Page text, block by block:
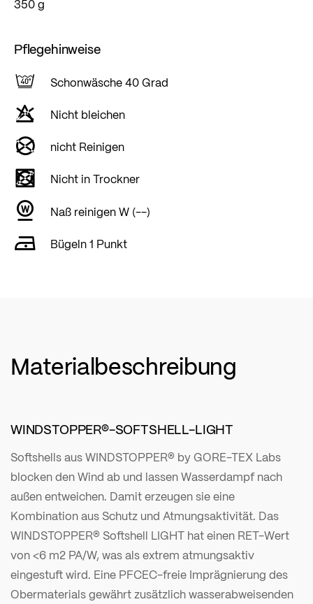
350 g
Pflegehinweise
Schonwäsche 40 Grad
Nicht bleichen
nicht Reinigen
Nicht in Trockner
Naß reinigen W (--)
Bügeln 1 Punkt
Materialbeschreibung
WINDSTOPPER®-SOFTSHELL-LIGHT
Softshells aus WINDSTOPPER® by GORE-TEX Labs
blocken den Wind ab und lassen Wasserdampf nach
außen entweichen. Damit erzeugen sie eine
Kombination aus Schutz und Atmungsaktivität. Das
WINDSTOPPER® Softshell LIGHT hat einen RET-Wert
von <6 m2 PA/W, was als extrem atmungsaktiv
eingestuft wird. Eine PFCEC-freie Imprägnierung des
Obermaterials gewährt zusätzlich wasserabweisenden